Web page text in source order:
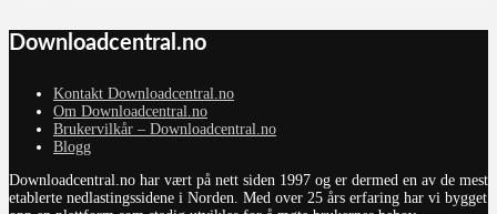
Downloadcentral.no
Kontakt Downloadcentral.no
Om Downloadcentral.no
Brukervilkår – Downloadcentral.no
Blogg
Downloadcentral.no har vært på nett siden 1997 og er dermed en av de mest
etablerte nedlastingssidene i Norden. Med over 25 års erfaring har vi bygget